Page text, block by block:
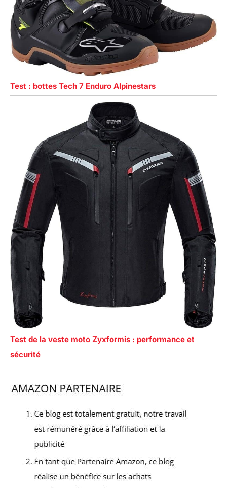
Test : bottes Tech 7 Enduro Alpinestars
Test de la veste moto Zyxformis : performance et
sécurité